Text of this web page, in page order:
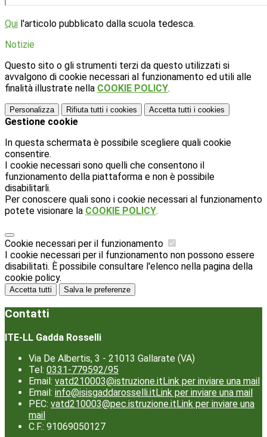
Qui l'articolo pubblicato dalla scuola tedesca.
Notizie
Questo sito o gli strumenti terzi da questo utilizzati si
avvalgono di cookie necessari al funzionamento ed utili alle
finalità illustrate nella COOKIE POLICY.
Personalizza Rifiuta tutti i cookies Accetta tutti i cookies
Gestione cookie
In questa schermata è possibile scegliere quali cookie
consentire.
I cookie necessari sono quelli che consentono il
funzionamento della piattaforma e non è possibile
disabilitarli.
Per conoscere quali sono i cookie necessari al funzionamento
potete visionare la COOKIE POLICY.
Cookie necessari per il funzionamento
I cookie necessari per il funzionamento non possono essere
disabilitati. È possibile consultare l'elenco nella pagina della
cookie policy.
Accetta tutti Salva le preferenze
Contatti
ITE-LL Gadda Rosselli
Via De Albertis, 3 - 21013 Gallarate (VA)
Tel: 0331-779592/95
Email: vatd210003@istruzione.itLink per inviare una mail
Email: info@isisgaddarosselli.itLink per inviare una mail
PEC: vatd210003@pec.istruzione.itLink per inviare una
mail
C.F.: 91069050127